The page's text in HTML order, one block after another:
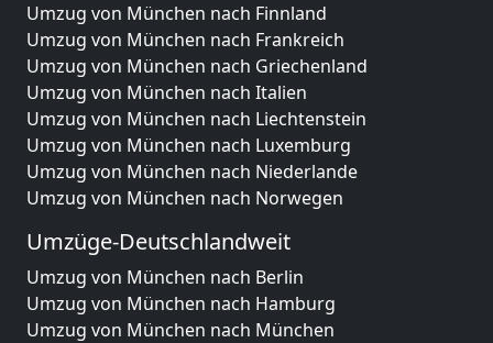
Umzug von München nach Finnland
Umzug von München nach Frankreich
Umzug von München nach Griechenland
Umzug von München nach Italien
Umzug von München nach Liechtenstein
Umzug von München nach Luxemburg
Umzug von München nach Niederlande
Umzug von München nach Norwegen
Umzüge-Deutschlandweit
Umzug von München nach Berlin
Umzug von München nach Hamburg
Umzug von München nach München